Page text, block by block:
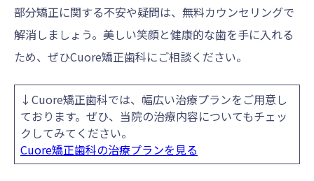
部分矯正に関する不安や疑問は、無料カウンセリングで
解消しましょう。美しい笑顔と健康的な歯を手に入れる
ため、ぜひCuore矯正歯科にご相談ください。
↓Cuore矯正歯科では、幅広い治療プランをご用意し
ております。ぜひ、当院の治療内容についてもチェッ
クしてみてください。
Cuore矯正歯科の治療プランを見る